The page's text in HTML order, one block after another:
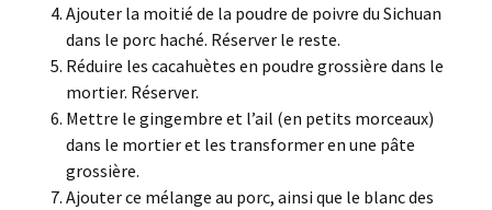
Ajouter la moitié de la poudre de poivre du Sichuan
dans le porc haché. Réserver le reste.
Réduire les cacahuètes en poudre grossière dans le
mortier. Réserver.
Mettre le gingembre et l’ail (en petits morceaux)
dans le mortier et les transformer en une pâte
grossière.
Ajouter ce mélange au porc, ainsi que le blanc des